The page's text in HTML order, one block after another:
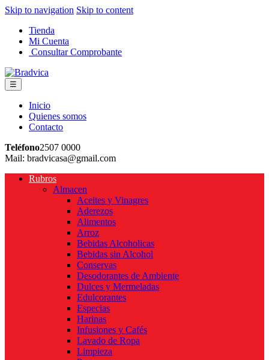
Skip to navigation Skip to content
Tienda
Mi Cuenta
Consultar Comprobante
☰
Inicio
Quienes somos
Contacto
Teléfono2507 0000
Mail: bradvicasa@gmail.com
Rubros
Almacen
Aceites y Vinagres
Aderezos
Alimentos
Arroz
Bebidas Alcoholicas
Bebidas sin Alcohol
Conservas
Desodorantes de Ambiente
Dulces y Mermeladas
Edulcorantes
Especias
Harinas
Infusiones y Cafés
Lavado de Ropa
Limpieza